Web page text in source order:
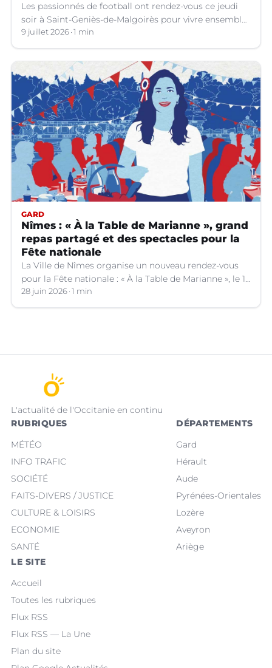
Les passionnés de football ont rendez-vous ce jeudi
soir à Saint-Geniès-de-Malgoirès pour vivre ensemble
l'un des temps forts de la Coupe du Monde 2026.
9 juillet 2026 1 min
GARD
Nîmes : « À la Table de Marianne », grand
repas partagé et des spectacles pour la
Fête nationale
La Ville de Nîmes organise un nouveau rendez-vous
pour la Fête nationale : « À la Table de Marianne », le 13
juillet prochain.
28 juin 2026 1 min
L'actualité de l'Occitanie en continu
RUBRIQUES
MÉTÉO
INFO TRAFIC
SOCIÉTÉ
FAITS-DIVERS / JUSTICE
CULTURE & LOISIRS
ECONOMIE
SANTÉ
DÉPARTEMENTS
Gard
Hérault
Aude
Pyrénées-Orientales
Lozère
Aveyron
Ariège
LE SITE
Accueil
Toutes les rubriques
Flux RSS
Flux RSS — La Une
Plan du site